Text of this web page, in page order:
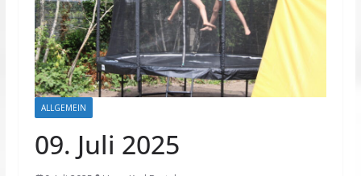
ALLGEMEIN
09. Juli 2025